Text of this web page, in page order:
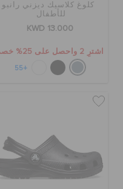
كلوغ كلاسيك ديزني رانبو
للأطفال
KWD 13.000
اشترِ 2 واحصل على 25% خصم
+55